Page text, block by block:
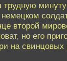
трудную
второй
но его
на свинцовых